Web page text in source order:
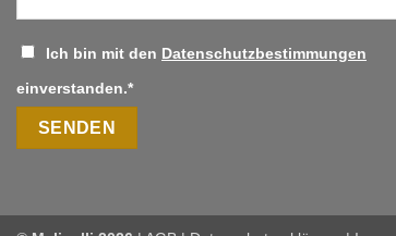
Ich bin mit den Datenschutzbestimmungen
einverstanden.*